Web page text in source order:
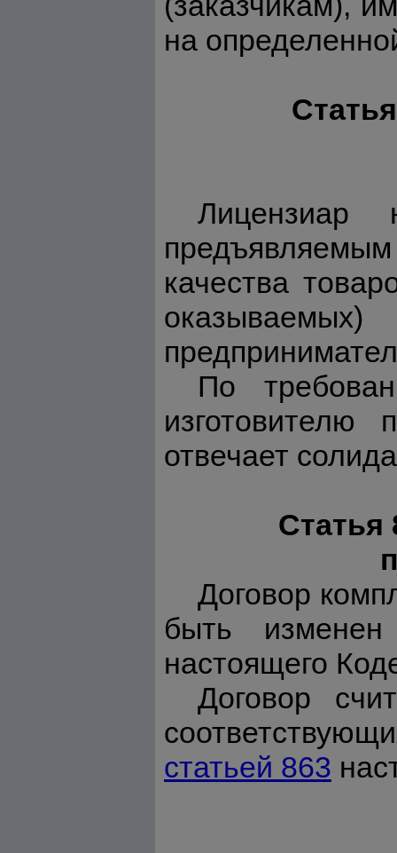
на
Лицензиар
качества
По
изготовителю
отвечает
Статья
Договор
быть
настоящего
Договор
статьей 863